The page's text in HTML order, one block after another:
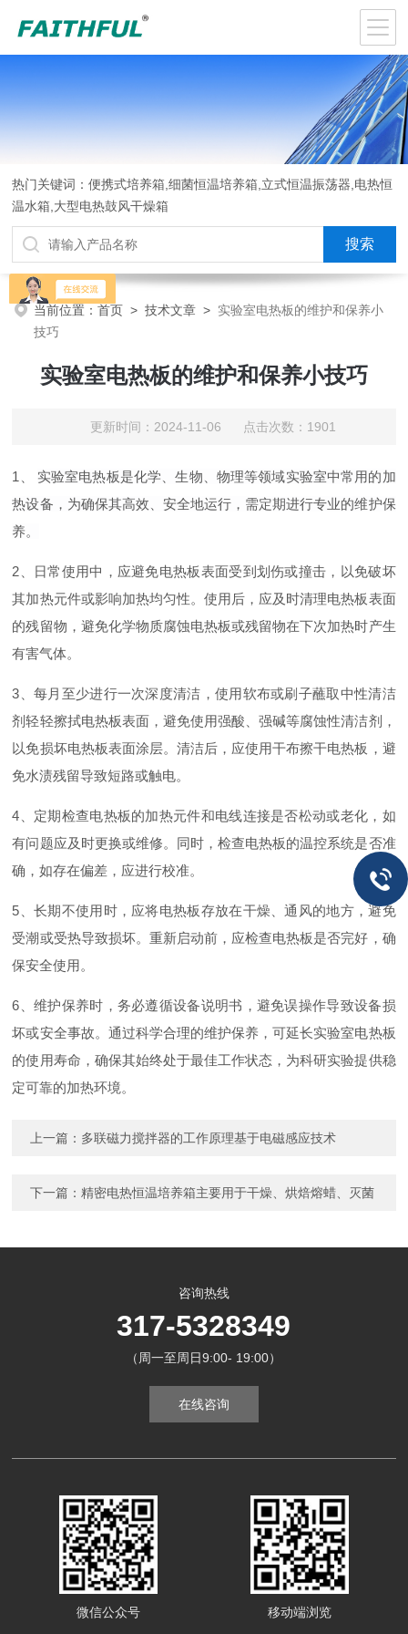
热门关键词：便携式培养箱,细菌恒温培养箱,立式恒温振荡器,电热恒
温水箱,大型电热鼓风干燥箱
当前位置：首页 >技术文章 > 实验室电热板的维护和保养小
技巧
实验室电热板的维护和保养小技巧
更新时间：2024-11-06 点击次数：1901
1、 实验室电热板是化学、生物、物理等领域实验室中常用的加
热设备，为确保其高效、安全地运行，需定期进行专业的维护保
养。
2、日常使用中，应避免电热板表面受到划伤或撞击，以免破坏
其加热元件或影响加热均匀性。使用后，应及时清理电热板表面
的残留物，避免化学物质腐蚀电热板或残留物在下次加热时产生
有害气体。
3、每月至少进行一次深度清洁，使用软布或刷子蘸取中性清洁
剂轻轻擦拭电热板表面，避免使用强酸、强碱等腐蚀性清洁剂，
以免损坏电热板表面涂层。清洁后，应使用干布擦干电热板，避
免水渍残留导致短路或触电。
4、定期检查电热板的加热元件和电线连接是否松动或老化，如
有问题应及时更换或维修。同时，检查电热板的温控系统是否准
确，如存在偏差，应进行校准。
5、长期不使用时，应将电热板存放在干燥、通风的地方，避免
受潮或受热导致损坏。重新启动前，应检查电热板是否完好，确
保安全使用。
6、维护保养时，务必遵循设备说明书，避免误操作导致设备损
坏或安全事故。通过科学合理的维护保养，可延长实验室电热板
的使用寿命，确保其始终处于最佳工作状态，为科研实验提供稳
定可靠的加热环境。
上一篇： 多联磁力搅拌器的工作原理基于电磁感应技术
下一篇：精密电热恒温培养箱主要用于干燥、烘焙熔蜡、灭菌
咨询热线
317-5328349
（周一至周日9:00- 19:00）
在线咨询
微信公众号 移动端浏览